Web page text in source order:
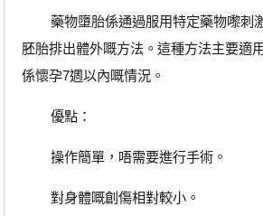
藥物墮胎係通過服用特定藥物嚟刺
胚胎排出體外嘅方法。這種方法主要適
係懷孕7週以內嘅情況。
優點：
操作簡單，唔需要進行手術。
對身體嘅創傷相對較小。